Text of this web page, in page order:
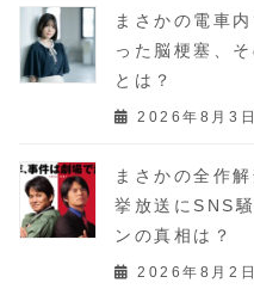
まさかの電車
った脳梗塞、
とは？
2026年8月3日
まさかの全作
挙放送にSNS
ンの真相は？
2026年8月2日